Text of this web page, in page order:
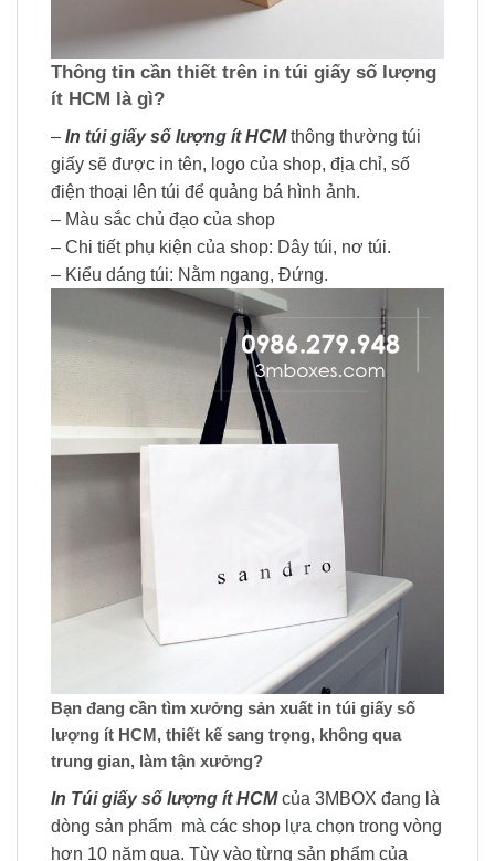
Thông tin cần thiết trên in túi giấy số lượng
ít HCM là gì?
– In túi giấy số lượng ít HCMthông thường túi
giấy sẽ được in tên, logo của shop, địa chỉ, số
điện thoại lên túi để quảng bá hình ảnh.
– Màu sắc chủ đạo của shop
– Chi tiết phụ kiện của shop: Dây túi, nơ túi.
– Kiểu dáng túi: Nằm ngang, Đứng.
Bạn đang cần tìm xưởng sản xuất in túi giấy số
lượng ít HCM, thiết kế sang trọng, không qua
trung gian, làm tận xưởng?
In Túi giấy số lượng ít HCMcủa 3MBOX đang là
dòng sản phẩm mà các shop lựa chọn trong vòng
hơn 10 năm qua. Tùy vào từng sản phẩm của